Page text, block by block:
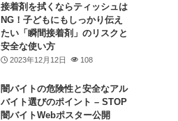
接着剤を拭くならティッシュは
NG！子どもにもしっかり伝え
たい「瞬間接着剤」のリスクと
安全な使い方
2023年12月12日 108
闇バイトの危険性と安全なアル
バイト選びのポイント – STOP
闇バイトWebポスター公開